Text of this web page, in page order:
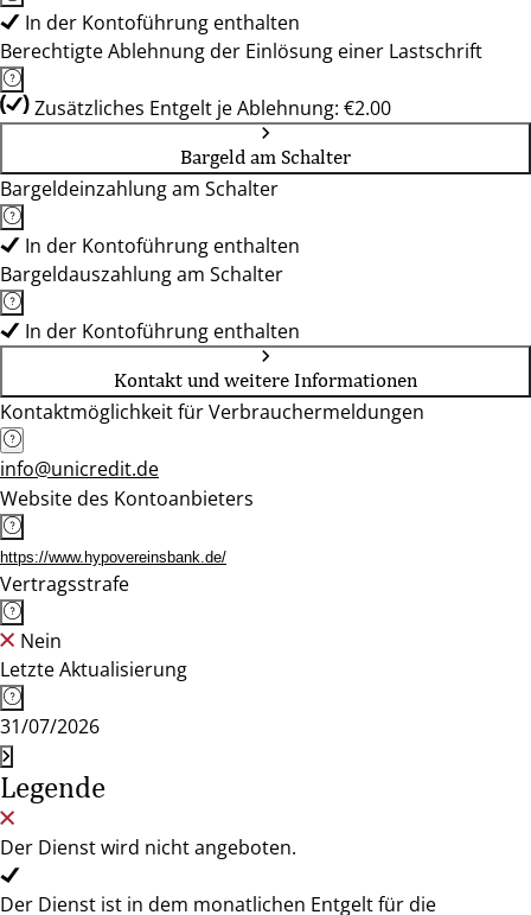
In der Kontoführung enthalten
Berechtigte Ablehnung der Einlösung einer Lastschrift
Zusätzliches Entgelt je Ablehnung: €2.00
Bargeld am Schalter
Bargeldeinzahlung am Schalter
In der Kontoführung enthalten
Bargeldauszahlung am Schalter
In der Kontoführung enthalten
Kontakt und weitere Informationen
Kontaktmöglichkeit für Verbrauchermeldungen
info@unicredit.de
Website des Kontoanbieters
https://www.hypovereinsbank.de/
Vertragsstrafe
Nein
Letzte Aktualisierung
31/07/2026
Legende
Der Dienst wird nicht angeboten.
Der Dienst ist in dem monatlichen Entgelt für die